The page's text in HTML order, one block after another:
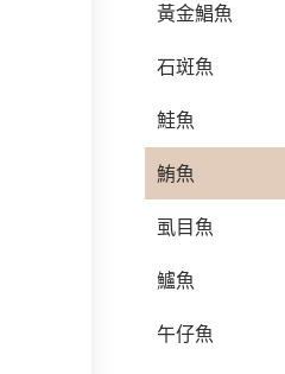
黃金鯧魚
石斑魚
鮭魚
鮪魚
虱目魚
鱸魚
午仔魚